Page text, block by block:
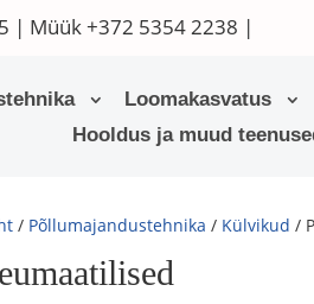
| Müük+372 5354 2238 |
Loomakasvatus
Hooldus ja muud
/ Põllumajandustehnika / Külvikud /